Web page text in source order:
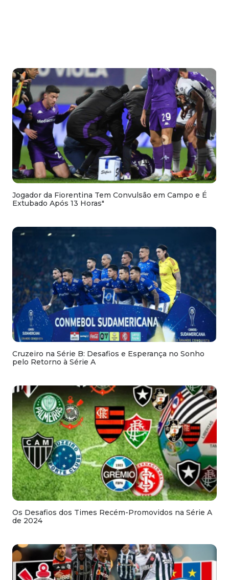
Jogador da Fiorentina Tem Convulsão em Campo e É
Extubado Após 13 Horas"
Cruzeiro na Série B: Desafios e Esperança no Sonho
pelo Retorno à Série A
Os Desafios dos Times Recém-Promovidos na Série A
de 2024